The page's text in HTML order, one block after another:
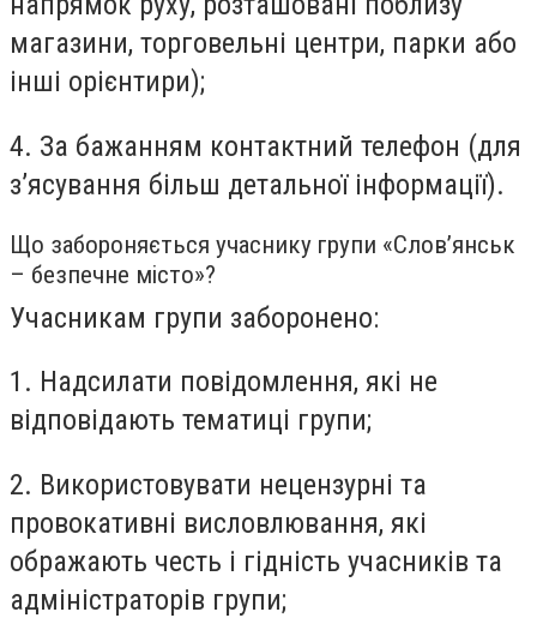
магазини, торговельні центри, парки або
інші орієнтири);
4. За бажанням контактний телефон (для
з’ясування більш детальної інформації).
Що забороняється учаснику групи «Слов’янськ
– безпечне місто»?
Учасникам групи заборонено:
1. Надсилати повідомлення, які не
відповідають тематиці групи;
2. Використовувати нецензурні та
провокативні висловлювання, які
ображають честь і гідність учасників та
адміністраторів групи;